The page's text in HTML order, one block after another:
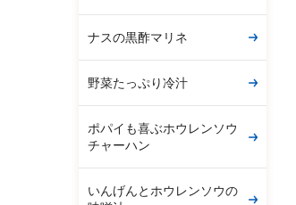
ナスの黒酢マリネ
野菜たっぷり冷汁
ポパイも喜ぶホウレンソウ
チャーハン
いんげんとホウレンソウの